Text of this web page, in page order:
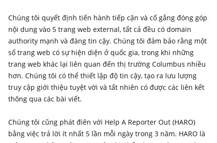
Chúng tôi quyết định tiến hành tiếp cận và cố gắng đóng góp
nội dung vào 5 trang web external, tất cả đều có domain
authority mạnh và đáng tin cậy. Chúng tôi đảm bảo rằng một
số trang web có sự hiện diện ở quốc gia, trong khi những
trang web khác lại liên quan đến thị trường Columbus nhiều
hơn. Chúng tôi có thể thiết lập độ tin cậy, tạo ra lưu lượng
truy cập giới thiệu tuyệt vời và tất nhiên có được các liên kết
thông qua các bài viết.
Chúng tôi cũng phát điên với Help A Reporter Out (HARO)
bằng việc trả lời ít nhất 5 lần mỗi ngày trong 3 năm. HARO là